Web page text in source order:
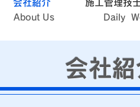
会社紹介 施工管理技
About Us Daily
会社紹